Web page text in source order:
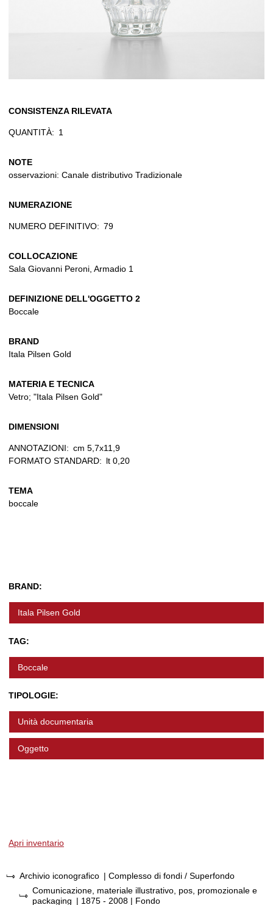
CONSISTENZA RILEVATA
QUANTITÀ: 1
NOTE
osservazioni: Canale distributivo Tradizionale
NUMERAZIONE
NUMERO DEFINITIVO: 79
COLLOCAZIONE
Sala Giovanni Peroni, Armadio 1
DEFINIZIONE DELL'OGGETTO 2
Boccale
BRAND
Itala Pilsen Gold
MATERIA E TECNICA
Vetro; "Itala Pilsen Gold"
DIMENSIONI
ANNOTAZIONI: cm 5,7x11,9
FORMATO STANDARD: lt 0,20
TEMA
boccale
BRAND:
Itala Pilsen Gold
TAG:
Boccale
TIPOLOGIE:
Unità documentaria
Oggetto
Apri inventario
Archivio iconografico | Complesso di fondi / Superfondo
Comunicazione, materiale illustrativo, pos, promozionale e
packaging | 1875 - 2008 | Fondo